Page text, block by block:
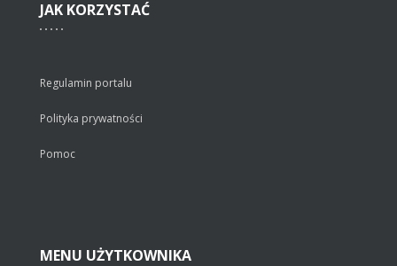
JAK KORZYSTAĆ
Regulamin portalu
Polityka prywatności
Pomoc
MENU UŻYTKOWNIKA